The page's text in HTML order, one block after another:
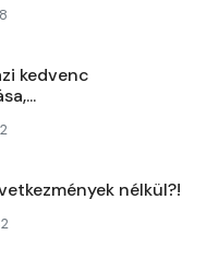
kedvenc
nélkül?!